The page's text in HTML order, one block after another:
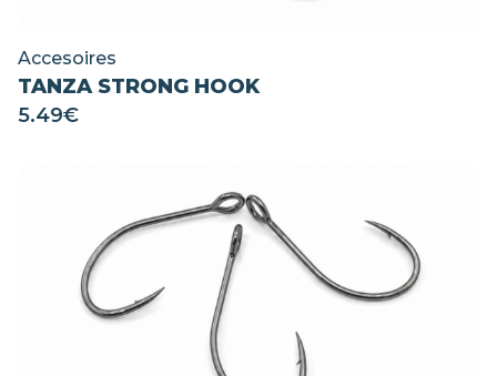
Accesoires
TANZA STRONG HOOK
5.49€